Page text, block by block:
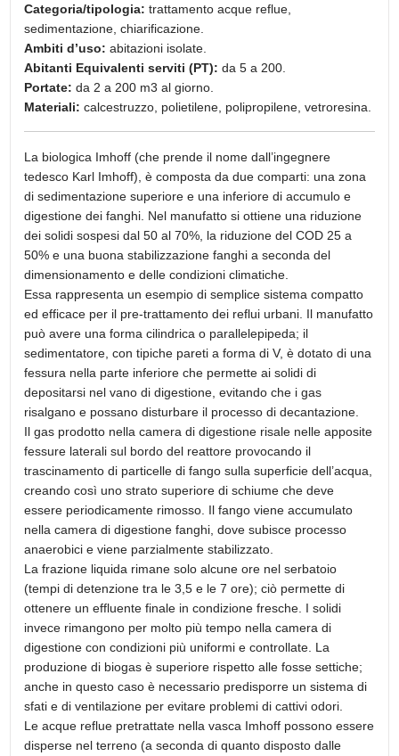
Categoria/tipologia: trattamento acque reflue,
sedimentazione, chiarificazione.
Ambiti d’uso: abitazioni isolate.
Abitanti Equivalenti serviti (PT): da 5 a 200.
Portate: da 2 a 200 m3 al giorno.
Materiali: calcestruzzo, polietilene, polipropilene, vetroresina.
La biologica Imhoff (che prende il nome dall’ingegnere
tedesco Karl Imhoff), è composta da due comparti: una zona
di sedimentazione superiore e una inferiore di accumulo e
digestione dei fanghi. Nel manufatto si ottiene una riduzione
dei solidi sospesi dal 50 al 70%, la riduzione del COD 25 a
50% e una buona stabilizzazione fanghi a seconda del
dimensionamento e delle condizioni climatiche.
Essa rappresenta un esempio di semplice sistema compatto
ed efficace per il pre-trattamento dei reflui urbani. Il manufatto
può avere una forma cilindrica o parallelepipeda; il
sedimentatore, con tipiche pareti a forma di V, è dotato di una
fessura nella parte inferiore che permette ai solidi di
depositarsi nel vano di digestione, evitando che i gas
risalgano e possano disturbare il processo di decantazione.
Il gas prodotto nella camera di digestione risale nelle apposite
fessure laterali sul bordo del reattore provocando il
trascinamento di particelle di fango sulla superficie dell’acqua,
creando così uno strato superiore di schiume che deve
essere periodicamente rimosso. Il fango viene accumulato
nella camera di digestione fanghi, dove subisce processo
anaerobici e viene parzialmente stabilizzato.
La frazione liquida rimane solo alcune ore nel serbatoio
(tempi di detenzione tra le 3,5 e le 7 ore); ciò permette di
ottenere un effluente finale in condizione fresche. I solidi
invece rimangono per molto più tempo nella camera di
digestione con condizioni più uniformi e controllate. La
produzione di biogas è superiore rispetto alle fosse settiche;
anche in questo caso è necessario predisporre un sistema di
sfati e di ventilazione per evitare problemi di cattivi odori.
Le acque reflue pretrattate nella vasca Imhoff possono essere
disperse nel terreno (a seconda di quanto disposto dalle